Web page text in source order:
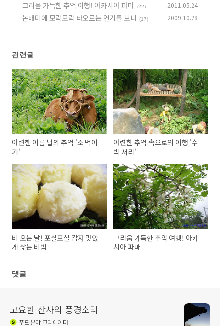
그리움 가득한 추억 여행! 아카시아 파마 (22) 2011.05.24
논배미에 모락모락 타오르는 연기를 보니 (17) 2009.10.28
관련글
아련한 여름 날의 추억 '소 먹이
기'
아련한 추억 속으로의 여행 '수
박 서리'
비 오는 날! 포실포실 감자 맛있
게 삶는 비법
그리움 가득한 추억 여행! 아카
시아 파마
댓글
고요한 산사의 풍경소리
푸드분야 크리에이터